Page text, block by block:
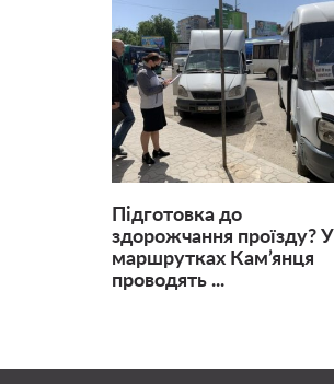
Підготовка до
здорожчання проїзду? У
маршрутках Кам’янця
проводять ...